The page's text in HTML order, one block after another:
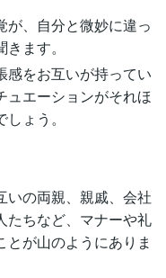
が、自分と微妙に違っ
ます。
感をお互いが持ってい
ュエーションがそれほ
ょう。
の両親、親戚、会社
たちなど、マナーや礼
が山のようにありま